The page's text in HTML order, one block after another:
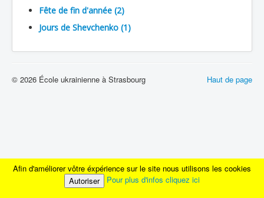
Fête de fin d'année (2)
Jours de Shevchenko (1)
Haut de page
© 2026 École ukrainienne à Strasbourg
Afin d'améliorer vôtre éxpérience sur le site nous utilisons les cookies
Autoriser
Pour plus d'infos cliquez ici